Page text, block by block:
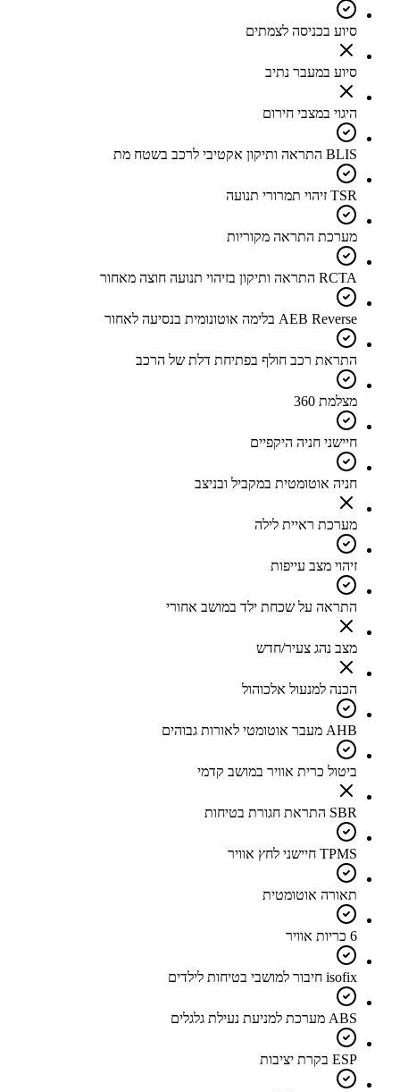
סיוע בכניסה לצמתים
סיוע במעבר נתיב
היגוי במצבי חירום
BLIS התראה ותיקון אקטיבי לרכב בשטח מת
TSR זיהוי תמרורי תנועה
מערכת התראה מקוריות
RCTA התראה ותיקון בזיהוי תנועה חוצה מאחור
AEB Reverse בלימה אוטונומית בנסיעה לאחור
התראת רכב חולף בפתיחת דלת של הרכב
מצלמת 360
חיישני חניה היקפיים
חניה אוטומטית במקביל ובניצב
מערכת ראיית לילה
זיהוי מצב עייפות
התראה על שכחת ילד במושב אחורי
מצב נהג צעיר/חדש
הכנה למנעול אלכוהול
AHB מעבר אוטומטי לאורות גבוהים
ביטול כרית אוויר במושב קדמי
SBR התראת חגורת בטיחות
TPMS חיישני לחץ אוויר
תאורה אוטומטית
6 כריות אוויר
isofix חיבור למושבי בטיחות לילדים
ABS מערכת למניעת נעילת גלגלים
ESP בקרת יציבות